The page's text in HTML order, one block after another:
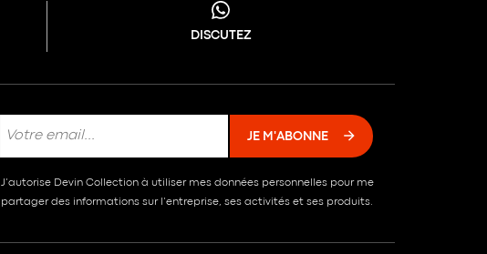
DISCUTEZ
JE M'ABONNE
J’autorise Devin Collection à utiliser mes données personnelles pour me
partager des informations sur l’entreprise, ses activités et ses produits.